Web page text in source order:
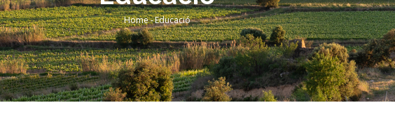
Breadcrumb
Home-Educació
El Consell Comarcal Del